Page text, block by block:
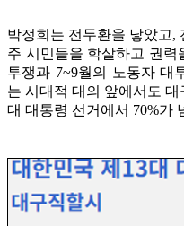
박정희는 전두환을 낳았고,
주 시민들을 학살하고 권력
투쟁과 7~9월의 노동자 대
는 시대적 대의 앞에서도
대 대통령 선거에서 70%가